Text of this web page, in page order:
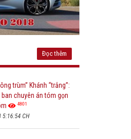
Đọc thêm
trùm” Khánh “trắng”:
ban chuyên án tóm gọn
4801
5:16:54 CH